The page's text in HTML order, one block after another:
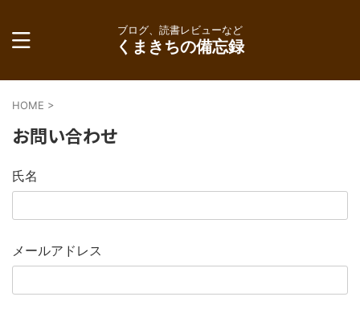
ブログ、読書レビューなど
くまきちの備忘録
HOME >
お問い合わせ
氏名
メールアドレス